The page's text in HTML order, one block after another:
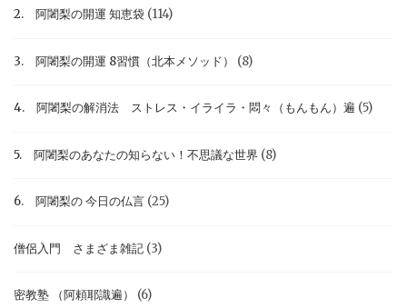
2. 阿闍梨の開運 知恵袋 (114)
3. 阿闍梨の開運 8習慣（北本メソッド） (8)
4. 阿闍梨の解消法 ストレス・イライラ・悶々（もんもん）遍 (5)
5. 阿闍梨のあなたの知らない！不思議な世界 (8)
6. 阿闍梨の 今日の仏言 (25)
僧侶入門 さまざま雑記 (3)
密教塾 （阿頼耶識遍） (6)